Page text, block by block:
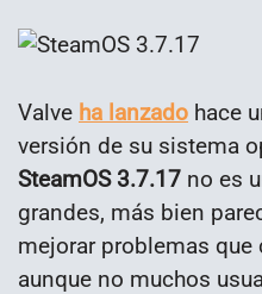
Valve ha lanzado hace
versión de su sistema
SteamOS 3.7.17 no es
grandes, más bien
mejorar problemas
aunque no muchos